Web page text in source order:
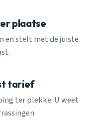
plaatse
en stelt met de juiste
tarief
ter plekke. U weet